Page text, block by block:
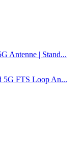
Antenne | Stand...
5G FTS Loop An...